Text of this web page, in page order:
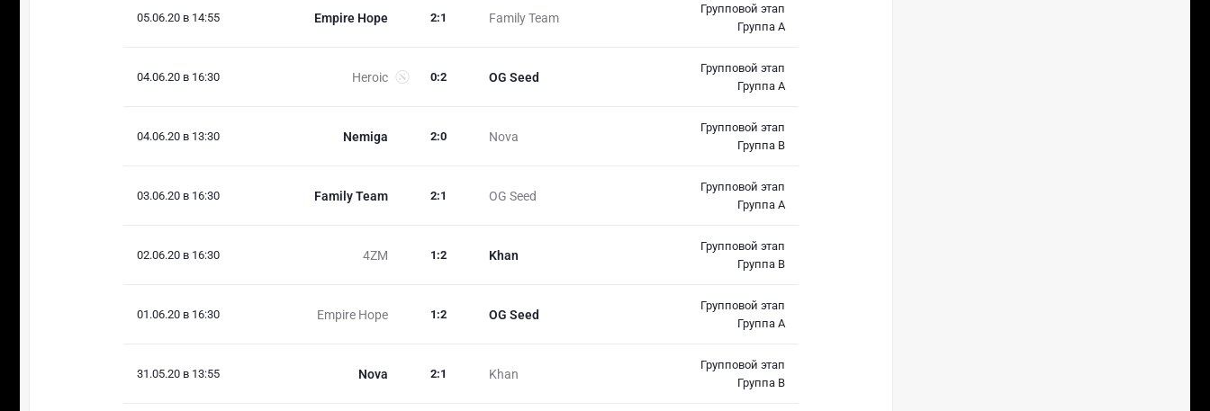
05.06.20 в 14:55 Empire Hope Family Team
2:1
Групповой этап
Группа A
04.06.20 в 16:30 Heroic OG Seed
0:2
Групповой этап
Группа A
04.06.20 в 13:30 Nemiga Nova
2:0
Групповой этап
Группа B
03.06.20 в 16:30 Family Team OG Seed
2:1
Групповой этап
Группа A
02.06.20 в 16:30 4ZM Khan
1 :2
Групповой этап
Группа B
01.06.20 в 16:30 Empire Hope OG Seed
1 :2
Групповой этап
Группа A
31.05.20 в 13:55 Nova Khan
2:1
Групповой этап
Группа B